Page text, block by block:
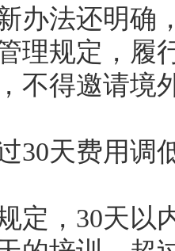
法还明确，
理规定，履
不得邀请境
天费用调
，30天以